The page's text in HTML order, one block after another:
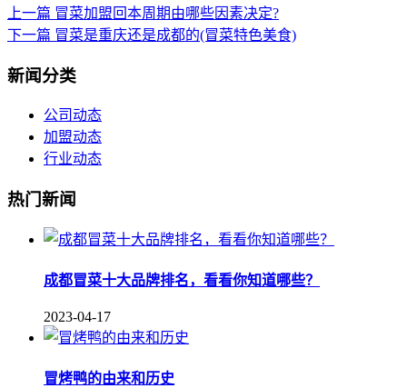
上一篇 冒菜加盟回本周期由哪些因素决定?
下一篇 冒菜是重庆还是成都的(冒菜特色美食)
新闻分类
公司动态
加盟动态
行业动态
热门新闻
成都冒菜十大品牌排名，看看你知道哪些？
2023-04-17
冒烤鸭的由来和历史